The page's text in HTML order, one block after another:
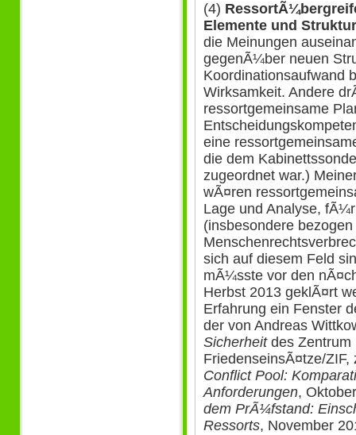
(4)
Elemente und
die Meinungen
gegenÃ¼ber neuen
Koordinationsaufwand
Wirksamkeit. Andere
ressortgemeinsame
eine
die dem
zugeordnet war.)
wÃ¤ren
Lage und Analyse,
(insbesondere
sich auf diesem Feld
mÃ¼sste vor den
Herbst 2013 geklÃ¤rt
Erfahrung ein Fenster
der von Andreas
Sicherheitdes Zentrum
FriedenseinsÃ¤tze/
Conflict Pool:
Anforderungen,
dem PrÃ¼fstand:
Ressorts, November